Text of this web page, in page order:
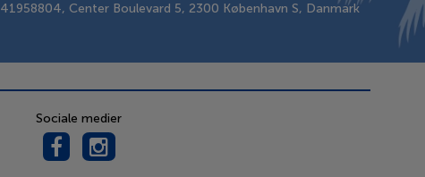
Center Boulevard 5, 2300 København S, Danmark
Sociale medier